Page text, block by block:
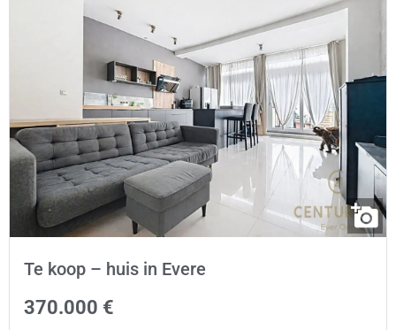
Te koop – huis in Evere
370.000 €